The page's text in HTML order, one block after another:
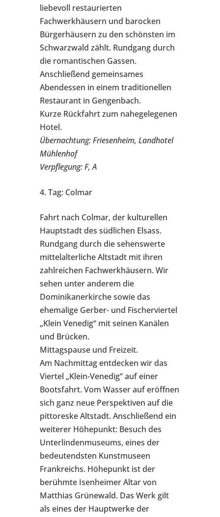
liebevoll restaurierten
Fachwerkhäusern und barocken
Bürgerhäusern zu den schönsten im
Schwarzwald zählt. Rundgang durch
die romantischen Gassen.
Anschließend gemeinsames
Abendessen in einem traditionellen
Restaurant in Gengenbach.
Kurze Rückfahrt zum nahegelegenen
Hotel.
Übernachtung: Friesenheim, Landhotel
Mühlenhof
Verpflegung: F, A
4. Tag: Colmar
Fahrt nach Colmar, der kulturellen
Hauptstadt des südlichen Elsass.
Rundgang durch die sehenswerte
mittelalterliche Altstadt mit ihren
zahlreichen Fachwerkhäusern. Wir
sehen unter anderem die
Dominikanerkirche sowie das
ehemalige Gerber- und Fischerviertel
„Klein Venedig“ mit seinen Kanälen
und Brücken.
Mittagspause und Freizeit.
Am Nachmittag entdecken wir das
Viertel „Klein-Venedig“ auf einer
Bootsfahrt. Vom Wasser auf eröffnen
sich ganz neue Perspektiven auf die
pittoreske Altstadt. Anschließend ein
weiterer Höhepunkt: Besuch des
Unterlindenmuseums, eines der
bedeutendsten Kunstmuseen
Frankreichs. Höhepunkt ist der
berühmte Isenheimer Altar von
Matthias Grünewald. Das Werk gilt
als eines der Hauptwerke der